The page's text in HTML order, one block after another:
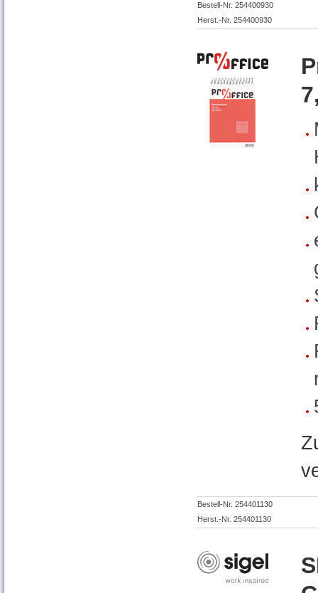
Bestell-Nr. 254400930
Herst.-Nr. 254400930
Bestell-Nr. 254401130
Herst.-Nr. 254401130